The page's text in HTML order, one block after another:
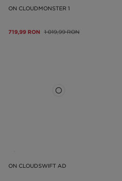
ON CLOUDMONSTER 1
719,99 RON 1 019,99 RON
ON CLOUDSWIFT AD